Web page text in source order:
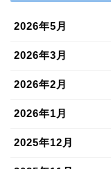
2026年5月
2026年3月
2026年2月
2026年1月
2025年12月